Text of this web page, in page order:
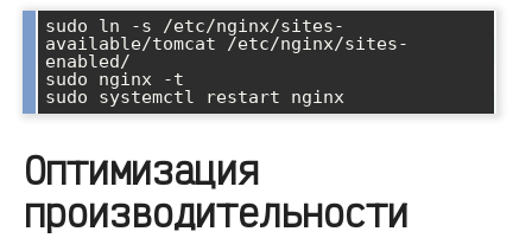
sudo ln -s /etc/nginx/sites-
available/tomcat /etc/nginx/sites-
enabled/
sudo nginx -t
Оптимизация
производительности